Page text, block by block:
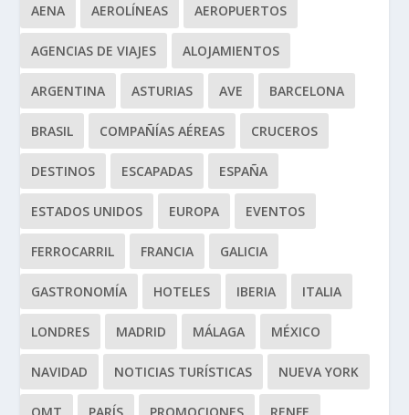
AENA AEROLÍNEAS AEROPUERTOS
AGENCIAS DE VIAJES ALOJAMIENTOS
ARGENTINA ASTURIAS AVE BARCELONA
BRASIL COMPAÑÍAS AÉREAS CRUCEROS
DESTINOS ESCAPADAS ESPAÑA
ESTADOS UNIDOS EUROPA EVENTOS
FERROCARRIL FRANCIA GALICIA
GASTRONOMÍA HOTELES IBERIA ITALIA
LONDRES MADRID MÁLAGA MÉXICO
NAVIDAD NOTICIAS TURÍSTICAS NUEVA YORK
OMT PARÍS PROMOCIONES RENFE